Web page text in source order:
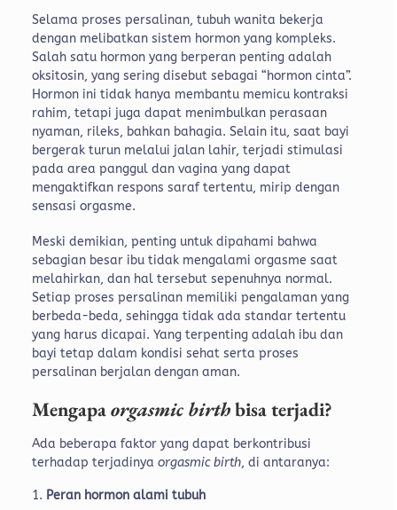
Selama proses persalinan, tubuh wanita bekerja
dengan melibatkan sistem hormon yang kompleks.
Salah satu hormon yang berperan penting adalah
oksitosin, yang sering disebut sebagai “hormon cinta”.
Hormon ini tidak hanya membantu memicu kontraksi
rahim, tetapi juga dapat menimbulkan perasaan
nyaman, rileks, bahkan bahagia. Selain itu, saat bayi
bergerak turun melalui jalan lahir, terjadi stimulasi
pada area panggul dan vagina yang dapat
mengaktifkan respons saraf tertentu, mirip dengan
sensasi orgasme.
Meski demikian, penting untuk dipahami bahwa
sebagian besar ibu tidak mengalami orgasme saat
melahirkan, dan hal tersebut sepenuhnya normal.
Setiap proses persalinan memiliki pengalaman yang
berbeda-beda, sehingga tidak ada standar tertentu
yang harus dicapai. Yang terpenting adalah ibu dan
bayi tetap dalam kondisi sehat serta proses
persalinan berjalan dengan aman.
Mengapaorgasmic birthbisa terjadi?
Ada beberapa faktor yang dapat berkontribusi
terhadap terjadinya orgasmic birth, di antaranya:
Peran hormon alami tubuh